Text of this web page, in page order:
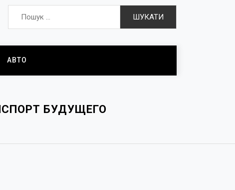
Пошук:
АВТО
БУДУЩЕГО